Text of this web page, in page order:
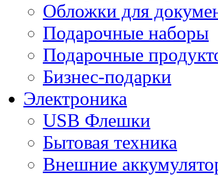
Обложки для
Подарочные наборы
Подарочные
Бизнес-подарки
Электроника
USB Флешки
Бытовая техника
Внешние